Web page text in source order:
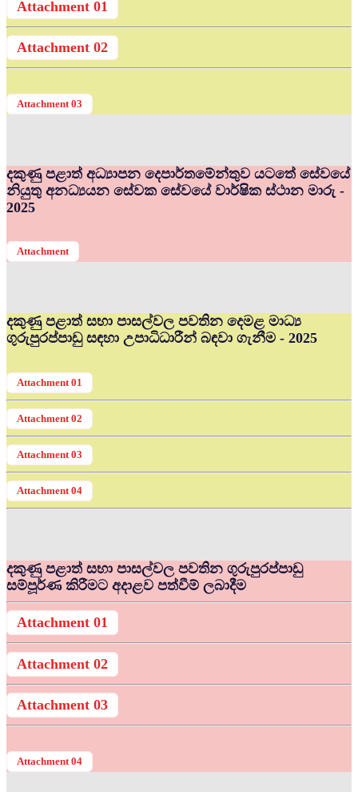
Attachment 01
Attachment 02
Attachment 03
දකුණු පළාත් අධ්‍යාපන දෙපාර්තමේන්තුව යටතේ සේවයේ
නියුතු අනධ්‍යයන සේවක සේවයේ වාර්ෂික ස්ථාන මාරු -
2025
Attachment
දකුණු පළාත් සභා පාසල්වල පවතින දෙමළ මාධ්‍ය
ගුරුපුරප්පාඩු සඳහා උපාධිධාරීන් බඳවා ගැනීම - 2025
Attachment 01
Attachment 02
Attachment 03
Attachment 04
දකුණු පළාත් සභා පාසල්වල පවතින ගුරුපුරප්පාඩු
සම්පූර්ණ කිරීමට අදාළව පත්වීම් ලබාදීම
Attachment 01
Attachment 02
Attachment 03
Attachment 04